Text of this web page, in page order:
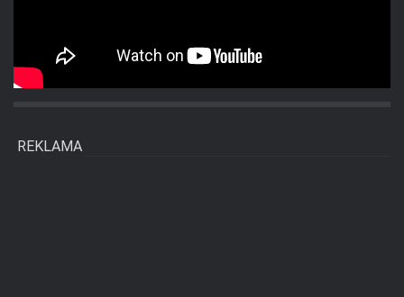
REKLAMA